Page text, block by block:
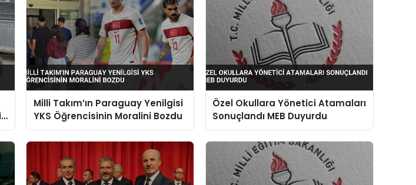
Milli Takım’ın Paraguay Yenilgisi
YKS Öğrencisinin Moralini Bozdu
Özel Okullara Yönetici Atamaları
Sonuçlandı MEB Duyurdu